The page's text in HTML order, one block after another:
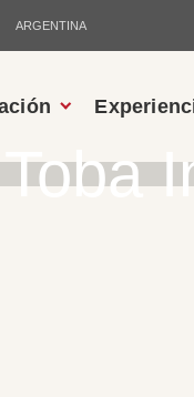
ARGENTINA
Toba